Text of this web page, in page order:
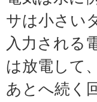
サは小さい
入力される
は放電して、
あとへ続く